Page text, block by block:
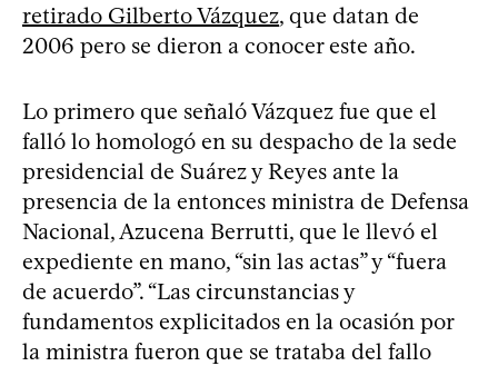
retirado Gilberto Vázquez, que datan de
2006 pero se dieron a conocer este año.
Lo primero que señaló Vázquez fue que el
falló lo homologó en su despacho de la sede
presidencial de Suárez y Reyes ante la
presencia de la entonces ministra de Defensa
Nacional, Azucena Berrutti, que le llevó el
expediente en mano, “sin las actas” y “fuera
de acuerdo”. “Las circunstancias y
fundamentos explicitados en la ocasión por
la ministra fueron que se trataba del fallo